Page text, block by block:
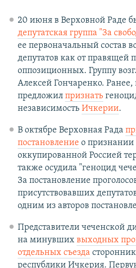
20 июня в Верховной Раде
депутатская группа "За
ее первоначальный состав
депутатов как от правящей
оппозиционных. Группу
Алексей Гончаренко.
предложил признать
независимость Ичкерии.
В октябре Верховная Рада
постановление о
оккупированной Россией
также осудила "геноцид
За постановление
присутствовавших
одним из авторов
Представители чеченской
на минувших выходных
отдельных съезда
республики Ичкерия.